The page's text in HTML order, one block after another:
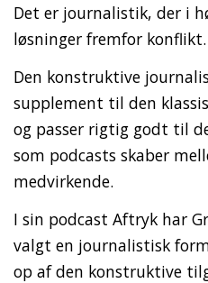
Det er journalistik, der i
løsninger fremfor konflikt.
Den konstruktive
supplement til den
og passer rigtig godt til
som podcasts skaber
medvirkende.
I sin podcast Aftryk har
valgt en journalistisk
op af den konstruktive